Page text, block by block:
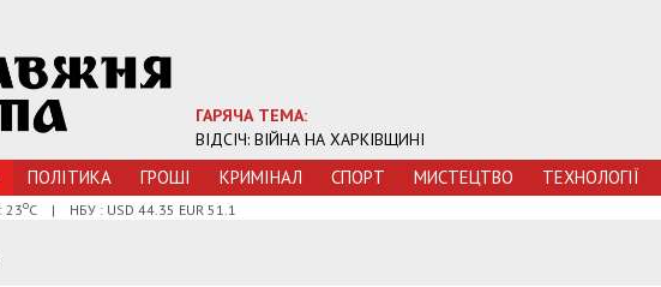
ГАРЯЧА ТЕМА:
ВІДСІЧ: ВІЙНА НА ХАРКІВЩИНІ
ПОЛІТИКА ГРОШI КРИМIНАЛ СПОРТ МИСТЕЦТВО ТЕХНОЛОГIЇ
23оС | НБУ : USD 44.35 EUR 51.1